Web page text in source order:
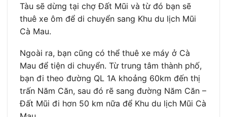
Tàu sẽ dừng tại chợ Đất Mũi và từ đó bạn sẽ
thuê xe ôm để di chuyển sang Khu du lịch Mũi
Cà Mau.
Ngoài ra, bạn cũng có thể thuê xe máy ở Cà
Mau để tiện di chuyển. Từ trung tâm thành phố,
bạn đi theo đường QL 1A khoảng 60km đến thị
trấn Năm Căn, sau đó rẽ sang đường Năm Căn –
Đất Mũi đi hơn 50 km nữa để Khu du lịch Mũi Cà